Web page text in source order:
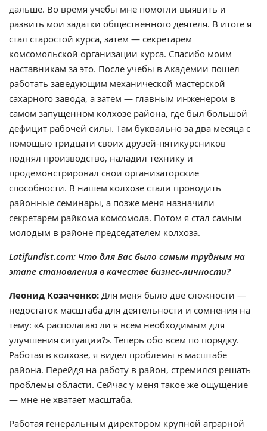
дальше. Во время учебы мне помогли выявить и
развить мои задатки общественного деятеля. В итоге я
стал старостой курса, затем — секретарем
комсомольской организации курса. Спасибо моим
наставникам за это. После учебы в Академии пошел
работать заведующим механической мастерской
сахарного завода, а затем — главным инженером в
самом запущенном колхозе района, где был большой
дефицит рабочей силы. Там буквально за два месяца с
помощью тридцати своих друзей-пятикурсников
поднял производство, наладил технику и
продемонстрировал свои организаторские
способности. В нашем колхозе стали проводить
районные семинары, а позже меня назначили
секретарем райкома комсомола. Потом я стал самым
молодым в районе председателем колхоза.
Latifundist.com: Что для Вас было самым трудным на
этапе становления в качестве бизнес-личности?
Леонид Козаченко: Для меня было две сложности —
недостаток масштаба для деятельности и сомнения на
тему: «А располагаю ли я всем необходимым для
улучшения ситуации?». Теперь обо всем по порядку.
Работая в колхозе, я видел проблемы в масштабе
района. Перейдя на работу в район, стремился решать
проблемы области. Сейчас у меня такое же ощущение
— мне не хватает масштаба.
Работая генеральным директором крупной аграрной